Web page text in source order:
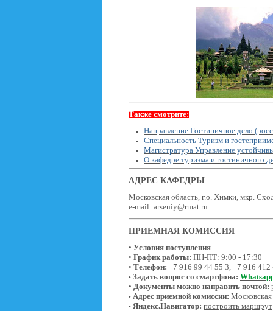
Также смотрите:
Направление Гостиничное дело
Специальность Туризм и
Магистратура Управление
О кафедре туризма и гостиничного
АДРЕС КАФЕДРЫ
Московская область, г.о. Химки, мкр.
e-mail: arseniy@rmat.ru
ПРИЕМНАЯ КОМИССИЯ
• Условия поступления
• График работы: ПН-ПТ: 9:00 - 17:30
• Телефон: +7 916 99 44 55 3, +7 916
• Задать вопрос со смартфона:
• Документы можно направить почтой:
• Адрес приемной комиссии:
• Яндекс.Навигатор: построить маршрут